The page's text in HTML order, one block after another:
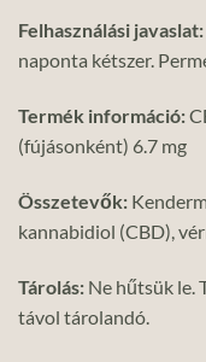
Felhasználási javaslat:
naponta kétszer.
Termék információ:
(fújásonként) 6.7 mg
Összetevők:
kannabidiol (CBD),
Tárolás: Ne hűtsük le.
távol tárolandó.